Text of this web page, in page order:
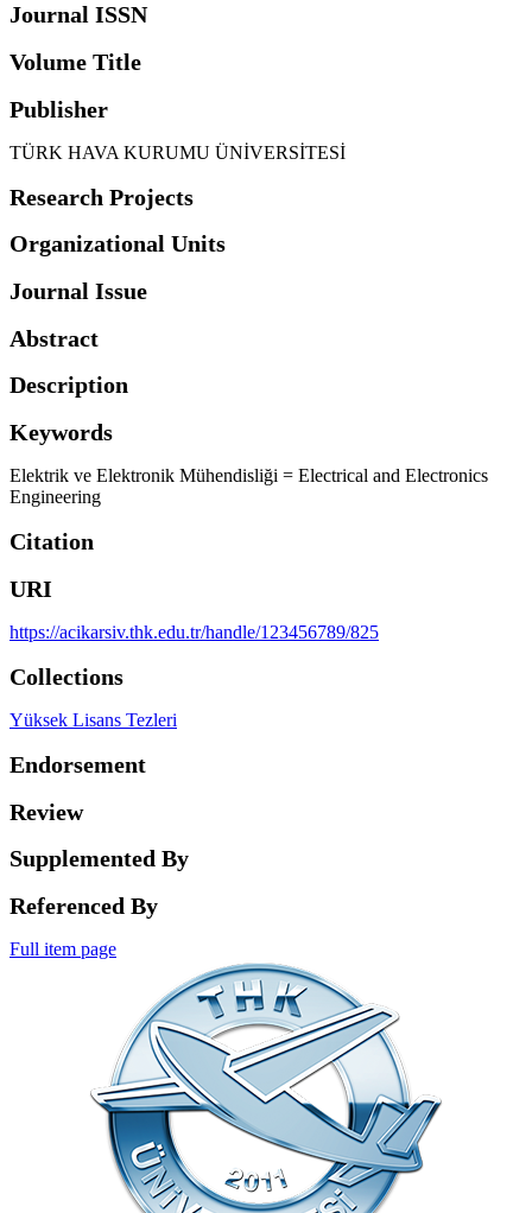
Journal ISSN
Volume Title
Publisher
TÜRK HAVA KURUMU ÜNİVERSİTESİ
Research Projects
Organizational Units
Journal Issue
Abstract
Description
Keywords
Elektrik ve Elektronik Mühendisliği = Electrical and Electronics
Engineering
Citation
URI
https://acikarsiv.thk.edu.tr/handle/123456789/825
Collections
Yüksek Lisans Tezleri
Endorsement
Review
Supplemented By
Referenced By
Full item page